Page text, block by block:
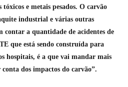
tóxicos e metais pesados. O carvão
industrial e várias outras
contar a quantidade de acidentes de
que está sendo construída para
hospitais, é a que vai mandar mais
conta dos impactos do carvão”.